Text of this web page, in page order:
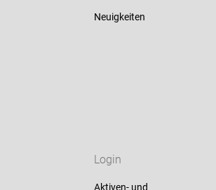
Neuigkeiten
Login
Aktiven- und